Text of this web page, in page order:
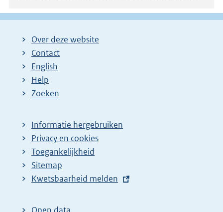
Over deze website
Contact
English
Help
Zoeken
Informatie hergebruiken
Privacy en cookies
Toegankelijkheid
Sitemap
E
t
Kwetsbaarheid melden